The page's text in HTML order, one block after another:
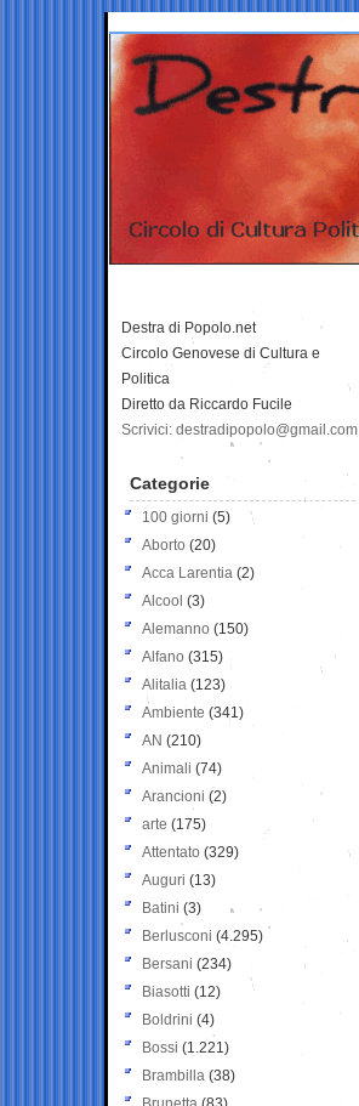
Destra di Popolo.net
Circolo Genovese di Cultura e
Politica
Diretto da Riccardo Fucile
Scrivici: destradipopolo@gmail.com
Categorie
100 giorni (5)
Aborto (20)
Acca Larentia (2)
Alcool (3)
Alemanno (150)
Alfano (315)
Alitalia (123)
Ambiente (341)
AN (210)
Animali (74)
Arancioni (2)
arte (175)
Attentato (329)
Auguri (13)
Batini (3)
Berlusconi (4.295)
Bersani (234)
Biasotti (12)
Boldrini (4)
Bossi (1.221)
Brambilla (38)